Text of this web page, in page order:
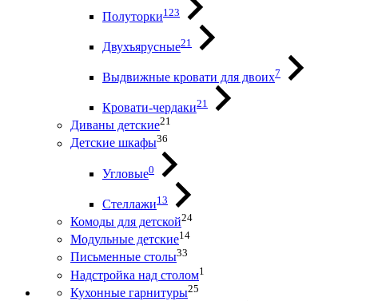
Полуторки123
Двухъярусные21
Выдвижные кровати для двоих7
Кровати-чердаки21
Диваны детские21
Детские шкафы36
Угловые0
Стеллажи13
Комоды для детской24
Модульные детские14
Письменные столы33
Надстройка над столом1
Кухонные гарнитуры25